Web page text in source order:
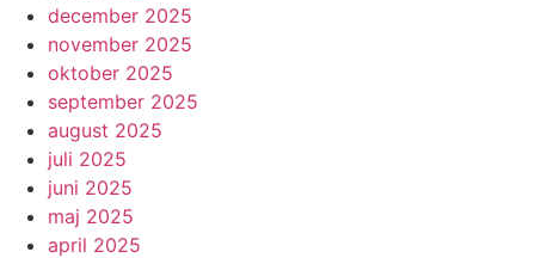
december 2025
november 2025
oktober 2025
september 2025
august 2025
juli 2025
juni 2025
maj 2025
april 2025